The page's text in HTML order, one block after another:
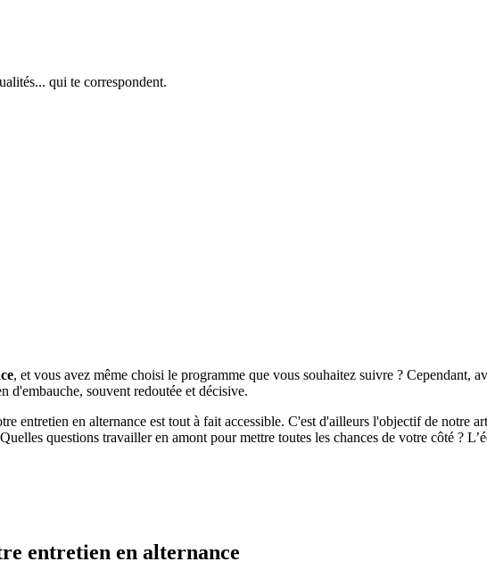
qui te correspondent.
, et vous avez même choisi le programme que vous souhaitez suivre ? Cependant,
d'embauche, souvent redoutée et décisive.
entretien en alternance est tout à fait accessible. C'est d'ailleurs l'objectif de notre
questions travailler en amont pour mettre toutes les chances de votre côté ?
entretien en alternance